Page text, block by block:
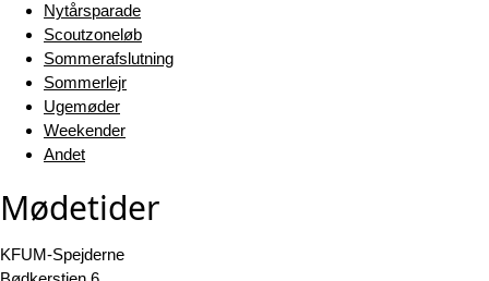
Nytårsparade
Scoutzoneløb
Sommerafslutning
Sommerlejr
Ugemøder
Weekender
Andet
Mødetider
KFUM-Spejderne